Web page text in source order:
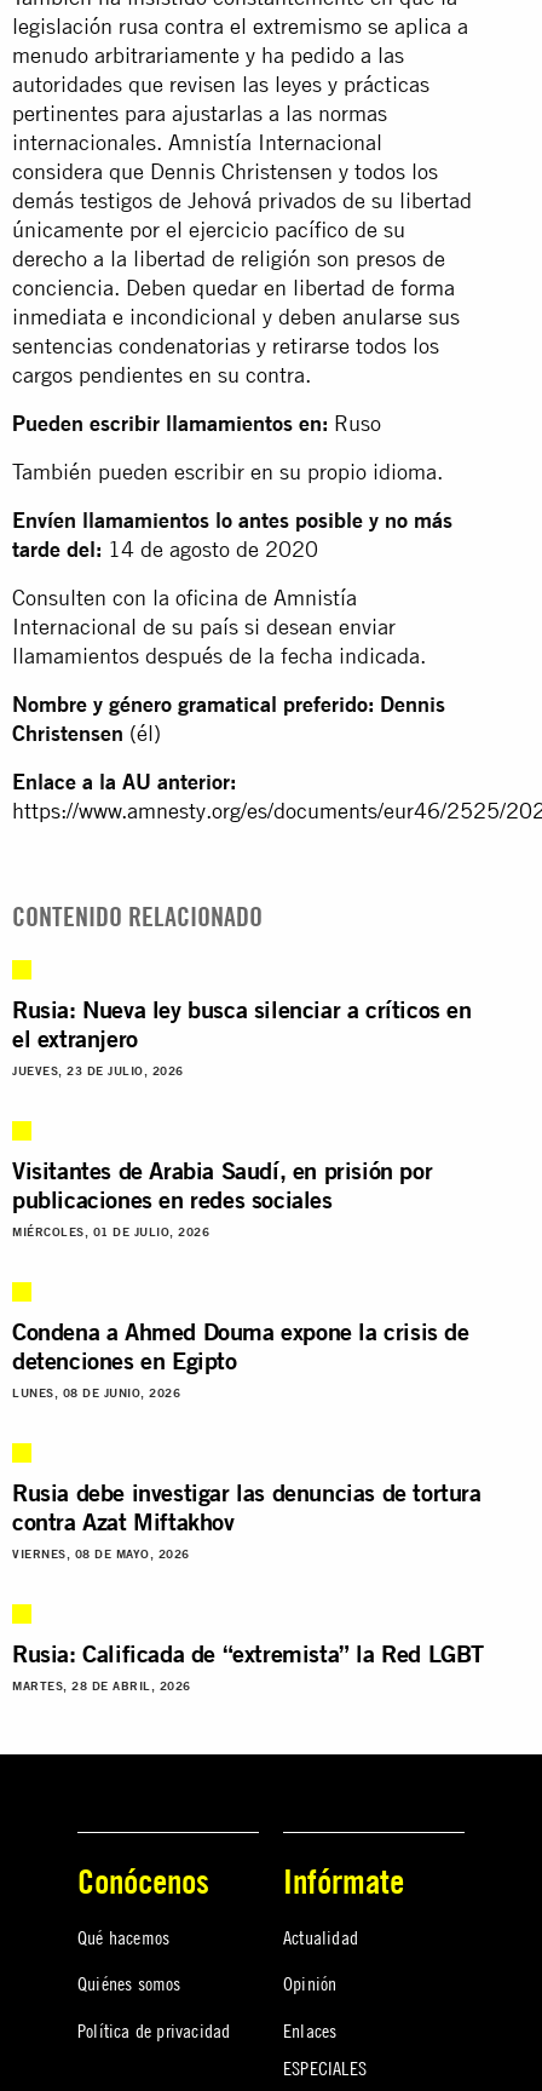
legislación rusa contra el extremismo se aplica a
menudo arbitrariamente y ha pedido a las
autoridades que revisen las leyes y prácticas
pertinentes para ajustarlas a las normas
internacionales. Amnistía Internacional
considera que Dennis Christensen y todos los
demás testigos de Jehová privados de su libertad
únicamente por el ejercicio pacífico de su
derecho a la libertad de religión son presos de
conciencia. Deben quedar en libertad de forma
inmediata e incondicional y deben anularse sus
sentencias condenatorias y retirarse todos los
cargos pendientes en su contra.
Pueden escribir llamamientos en: Ruso
También pueden escribir en su propio idioma.
Envíen llamamientos lo antes posible y no más
tarde del: 14 de agosto de 2020
Consulten con la oficina de Amnistía
Internacional de su país si desean enviar
llamamientos después de la fecha indicada.
Nombre y género gramatical preferido: Dennis
Christensen (él)
Enlace a la AU anterior:
https://www.amnesty.org/es/documents/eur46/2525/
CONTENIDO RELACIONADO
Rusia: Nueva ley busca silenciar a críticos en
el extranjero
JUEVES, 23 DE JULIO, 2026
Visitantes de Arabia Saudí, en prisión por
publicaciones en redes sociales
MIÉRCOLES, 01 DE JULIO, 2026
Condena a Ahmed Douma expone la crisis de
detenciones en Egipto
LUNES, 08 DE JUNIO, 2026
Rusia debe investigar las denuncias de tortura
contra Azat Miftakhov
VIERNES, 08 DE MAYO, 2026
Rusia: Calificada de “extremista” la Red LGBT
MARTES, 28 DE ABRIL, 2026
Conócenos
Qué hacemos
Quiénes somos
Política de privacidad
Infórmate
Actualidad
Opinión
Enlaces
ESPECIALES